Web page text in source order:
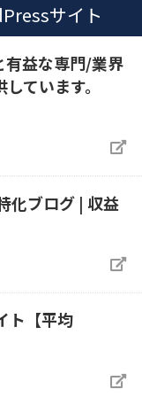
サイト
有益な専門/業界
ています。
化ブログ | 収益
ト【平均